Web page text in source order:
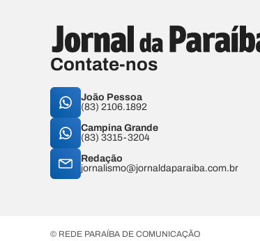
Contate-nos
João Pessoa
(83) 2106.1892
Campina Grande
(83) 3315-3204
Redação
jornalismo@jornaldaparaiba.com.br
© REDE PARAÍBA DE COMUNICAÇÃO